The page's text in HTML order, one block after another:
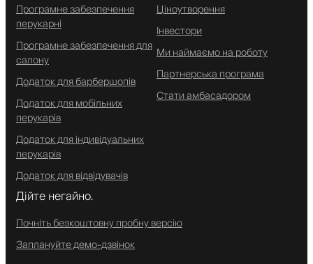
Програмне забезпечення
перукарні
Програмне забезпечення для
салону
Додаток для барбершопів
Додаток для мобільних
перукарів
Додаток для індивідуальних
перукарів
Додаток для відвідувачів
Ціноутворення
Інвестори
Ми наймаємо на роботу
Партнерська програма
Стати амбасадором
Дійте негайно.
Почніть безкоштовну пробну версію
Заплануйте демо-дзвінок